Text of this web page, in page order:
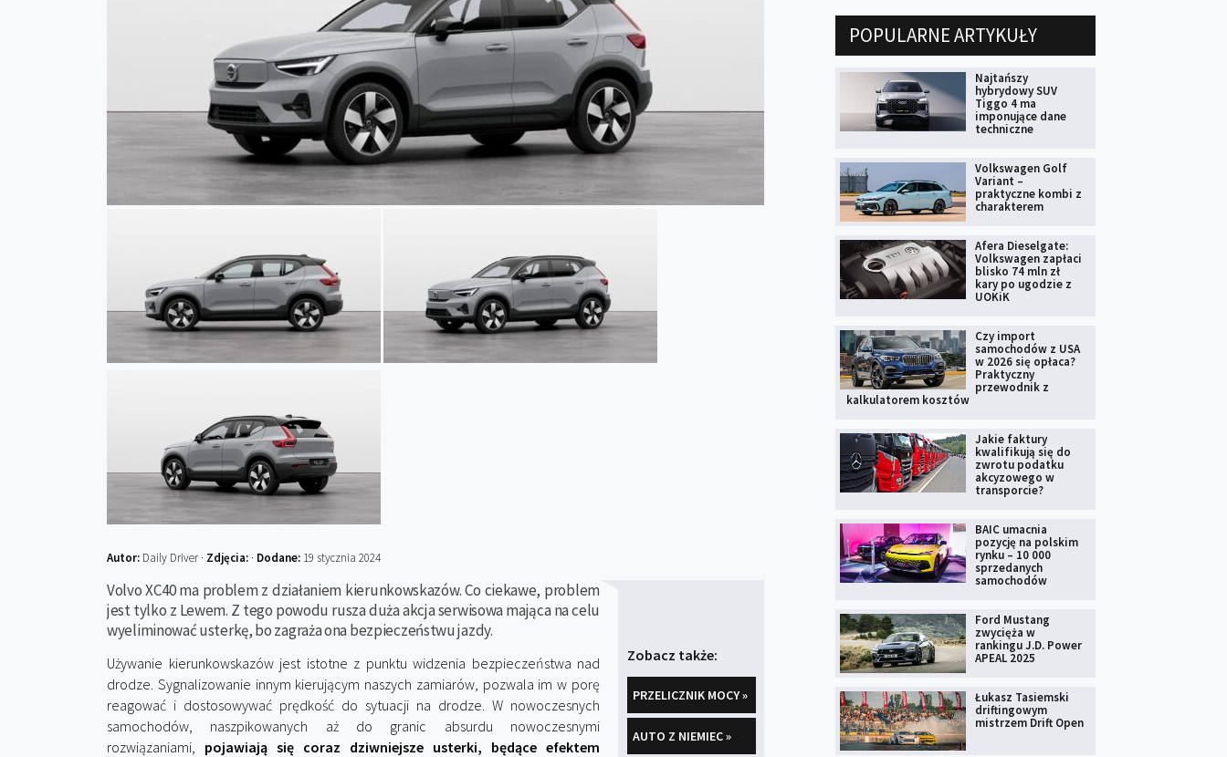
Autor: Daily Driver · Zdjęcia: · Dodane: 19 stycznia 2024
Zobacz także:
PRZELICZNIK MOCY »
AUTO Z NIEMIEC »
Volvo XC40 ma problem z działaniem kierunkowskazów. Co ciekawe, problem
jest tylko z Lewem. Z tego powodu rusza duża akcja serwisowa mająca na celu
wyeliminować usterkę, bo zagraża ona bezpieczeństwu jazdy.
Używanie kierunkowskazów jest istotne z punktu widzenia bezpieczeństwa nad
drodze. Sygnalizowanie innym kierującym naszych zamiarów, pozwala im w porę
reagować i dostosowywać prędkość do sytuacji na drodze. W nowoczesnych
samochodów, naszpikowanych aż do granic absurdu nowoczesnymi
rozwiązaniami, pojawiają się coraz dziwniejsze usterki, będące efektem
POPULARNE ARTYKUŁY
Najtańszy
hybrydowy SUV
Tiggo 4 ma
imponujące dane
techniczne
Volkswagen Golf
Variant –
praktyczne kombi z
charakterem
Afera Dieselgate:
Volkswagen zapłaci
blisko 74 mln zł
kary po ugodzie z
UOKiK
Czy import
samochodów z USA
w 2026 się opłaca?
Praktyczny
przewodnik z
kalkulatorem kosztów
Jakie faktury
kwalifikują się do
zwrotu podatku
akcyzowego w
transporcie?
BAIC umacnia
pozycję na polskim
rynku – 10 000
sprzedanych
samochodów
Ford Mustang
zwycięża w
rankingu J.D. Power
APEAL 2025
Łukasz Tasiemski
driftingowym
mistrzem Drift Open